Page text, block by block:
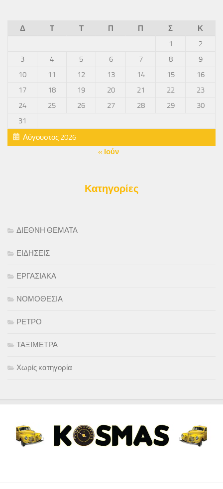
Αύγουστος 2026
Δ Τ Τ Π Π Σ
Κ
1
2
3
4 5 6 7 8
9
10
11 12 13 14 15
16
17
18 19 20 21 22
23
24
25 26 27 28 29
30
31
« Ιούν
Κατηγορίες
ΔΙΕΘΝΗ ΘΕΜΑΤΑ
ΕΙΔΗΣΕΙΣ
ΕΡΓΑΣΙΑΚΑ
ΝΟΜΟΘΕΣΙΑ
ΡΕΤΡΟ
ΤΑΞΙΜΕΤΡΑ
Χωρίς κατηγορία